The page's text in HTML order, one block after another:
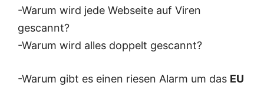
-Warum wird jede Webseite auf Viren
gescannt?
-Warum wird alles doppelt gescannt?
-Warum gibt es einen riesen Alarm um das EU